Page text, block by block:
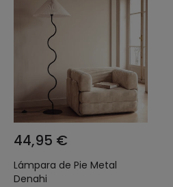
44,95 €
Lámpara de Pie Metal
Denahi